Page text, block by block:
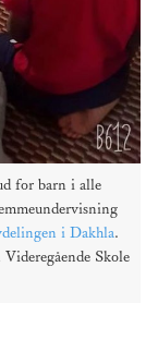
for barn i alle
i Dakhla.
Skole